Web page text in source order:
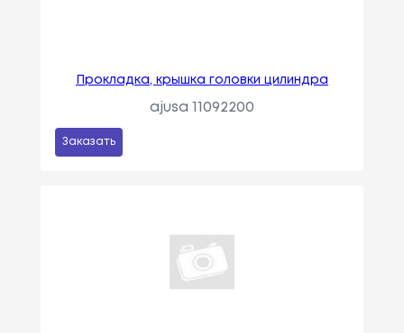
Прокладка, крышка головки цилиндра
ajusa 11092200
Заказать